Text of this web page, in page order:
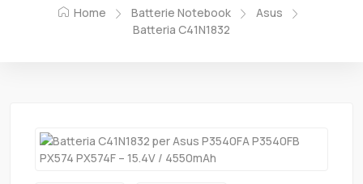
Home Batterie Notebook
Asus
Batteria C41N1832